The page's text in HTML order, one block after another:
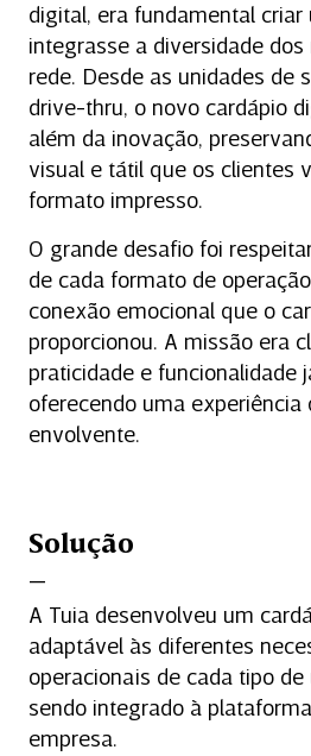
digital, era fundamental criar
integrasse a diversidade
rede. Desde as unidades de
drive-thru, o novo cardápio
além da inovação,
visual e tátil que os clientes
formato impresso.
O grande desafio foi
de cada formato de
conexão emocional que o
proporcionou. A missão era
praticidade e funcionalidade
oferecendo uma
envolvente.
Solução
A Tuia desenvolveu um
adaptável às diferentes
operacionais de cada tipo de
sendo integrado à
empresa.